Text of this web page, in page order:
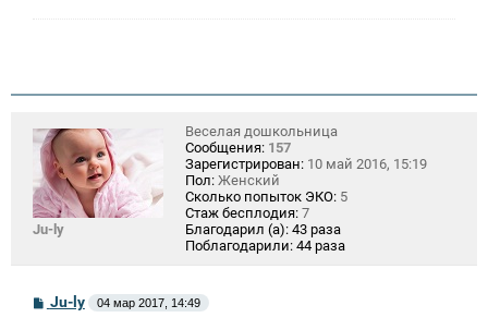
Ju-ly
Веселая дошкольница
Сообщения: 157
Зарегистрирован: 10 май 2016, 15:19
Пол: Женский
Сколько попыток ЭКО: 5
Стаж бесплодия: 7
Благодарил (а): 43 раза
Поблагодарили: 44 раза
Ju-ly 04 мар 2017, 14:49